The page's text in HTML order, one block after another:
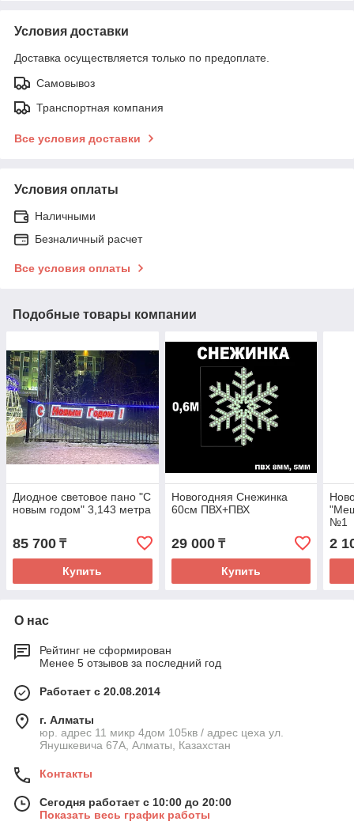
Условия доставки
Доставка осуществляется только по предоплате.
Самовывоз
Транспортная компания
Все условия доставки
Условия оплаты
Наличными
Безналичный расчет
Все условия оплаты
Подобные товары компании
Диодное световое пано "С
новым годом" 3,143 метра
85 700 ₸
Купить
Новогодняя Снежинка
60см ПВХ+ПВХ
29 000₸
Купить
№1
2
О нас
Рейтинг не сформирован
Менее 5 отзывов за последний год
Работает с 20.08.2014
г. Алматы
юр. адрес 11 микр 4дом 105кв / адрес цеха ул.
Янушкевича 67А, Алматы, Казахстан
Контакты
Сегодня работает с 10:00 до 20:00
Показать весь график работы